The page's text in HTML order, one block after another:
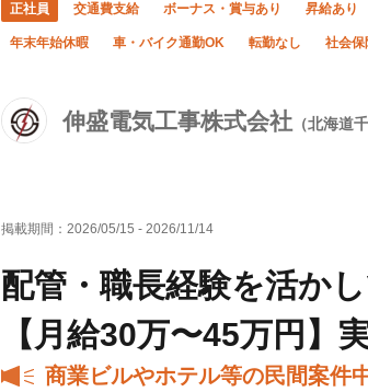
伸盛電気工事株式会社 （北海道
正社員 交通費支給 ボーナス・賞与あり 昇給あり
年末年始休暇 車・バイク通勤OK 転勤なし 社会保
掲載期間： 2026/05/15 - 2026/11/14
配管・職長経験を活か
【月給30万〜45万円】
商業ビルやホテル等の民間案件